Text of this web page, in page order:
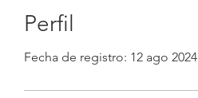
Perfil
Fecha de registro: 12 ago 2024